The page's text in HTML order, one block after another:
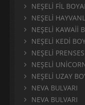
NEŞELİ FİL
NEŞELİ
NEŞELİ KAWAİİ
NEŞELİ KEDİ
NEŞELİ
NEŞELİ
NEŞELİ UZAY
NEVA BULVARI
NEVA BULVARI